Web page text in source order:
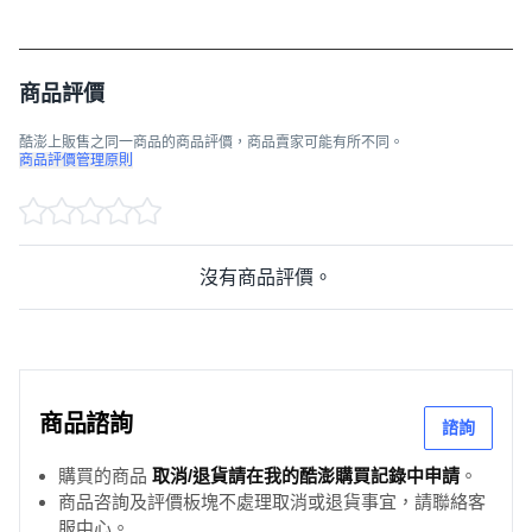
商品評價
酷澎上販售之同一商品的商品評價，商品賣家可能有所不同。
商品評價管理原則
沒有商品評價。
商品諮詢 諮詢
購買的商品 取消/退貨請在我的酷澎購買記錄中申請 。
商品咨詢及評價板塊不處理取消或退貨事宜，請聯絡客